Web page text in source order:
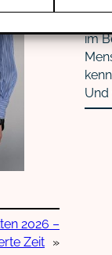
2026 –
Zeit »
im
Und